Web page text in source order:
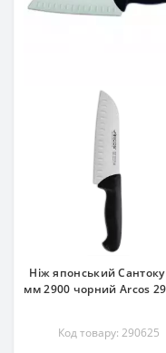
Ніж японський
мм 2900 чорний Arcos
Код товару: 290625